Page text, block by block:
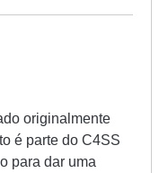
originalmente
é parte do C4SS
para dar uma